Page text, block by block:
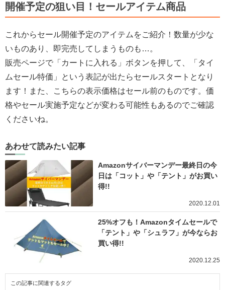
開催予定の狙い目！セールアイテム商品
これからセール開催予定のアイテムをご紹介！数量が少な
いものあり、即完売してしまうものも…。
販売ページで「カートに入れる」ボタンを押して、「タイ
ムセール特価」という表記が出たらセールスタートとなり
ます！また、こちらの表示価格はセール前のものです。価
格やセール実施予定などが変わる可能性もあるのでご確認
くださいね。
あわせて読みたい記事
Amazonサイバーマンデー最終日の今
日は「コット」や「テント」がお買い
得!!
2020.12.01
25%オフも！Amazonタイムセールで
「テント」や「シュラフ」が今ならお
買い得!!
2020.12.25
この記事に関連するタグ